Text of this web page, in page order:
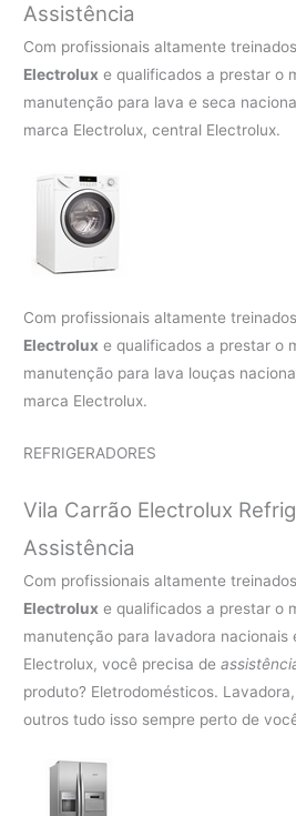
Assistência
Com profissionais altamente
Electrolux e qualificados a prestar o
manutenção para lava e seca
marca Electrolux, central Electrolux.
Com profissionais altamente
Electrolux e qualificados a prestar o
manutenção para lava louças
marca Electrolux.
REFRIGERADORES
Vila Carrão Electrolux
Assistência
Com profissionais altamente
Electrolux e qualificados a prestar o
manutenção para lavadora nacionais
Electrolux, você precisa de
produto? Eletrodomésticos.
outros tudo isso sempre perto de